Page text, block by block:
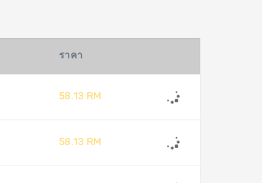
ราคา
58.13 RM
58.13 RM